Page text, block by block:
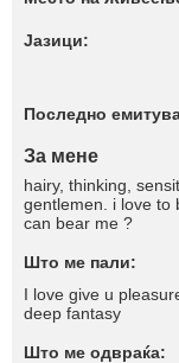
Јазици:
Последно
За мене
hairy, thinking,
gentlemen. i love to
can bear me ?
Што ме пали:
I love give u
deep fantasy
Што ме одвраќа: